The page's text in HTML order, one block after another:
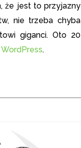
że jest to przyjazny
nie trzeba chyba
giganci. Oto 20
.